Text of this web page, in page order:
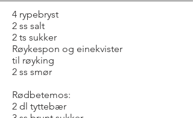
4 rypebryst
2 ss salt
2 ts sukker
Røykespon og einekvister
til røyking
2 ss smør
Rødbetemos:
2 dl tyttebær